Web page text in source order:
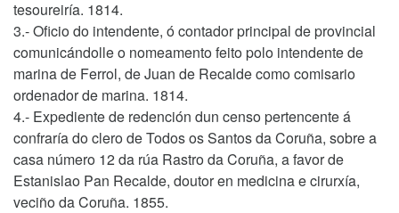
tesoureiría. 1814.
3.- Oficio do intendente, ó contador principal de provincial
comunicándolle o nomeamento feito polo intendente de
marina de Ferrol, de Juan de Recalde como comisario
ordenador de marina. 1814.
4.- Expediente de redención dun censo pertencente á
confraría do clero de Todos os Santos da Coruña, sobre a
casa número 12 da rúa Rastro da Coruña, a favor de
Estanislao Pan Recalde, doutor en medicina e cirurxía,
veciño da Coruña. 1855.